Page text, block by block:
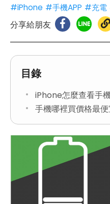
#iPhone #手機APP #充電
分享給朋友
目錄
iPhone怎麼查看手
手機哪裡買價格最